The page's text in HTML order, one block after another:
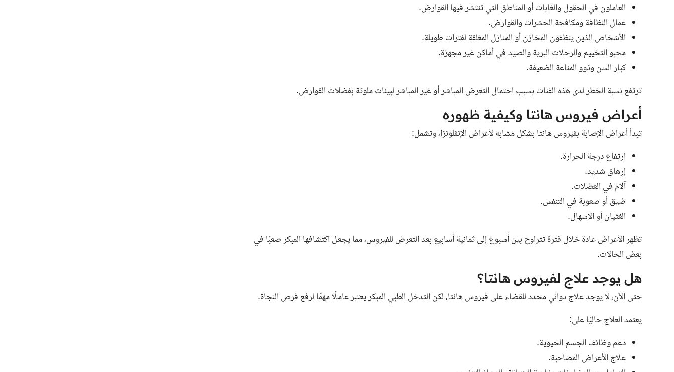
العاملون في الحقول والغابات أو المناطق التي تنتشر فيها القوارض.
عمال النظافة ومكافحة الحشرات والقوارض.
الأشخاص الذين ينظفون المخازن أو المنازل المغلقة لفترات طويلة.
محبو التخييم والرحلات البرية والصيد في أماكن غير مجهزة.
كبار السن وذوو المناعة الضعيفة.
ترتفع نسبة الخطر لدى هذه الفئات بسبب احتمال التعرض المباشر أو غير المباشر لبيئات ملوثة بفضلات القوارض.
أعراض فيروس هانتا وكيفية ظهوره
تبدأ أعراض الإصابة بفيروس هانتا بشكل مشابه لأعراض الإنفلونزا، وتشمل:
ارتفاع درجة الحرارة.
إرهاق شديد.
آلام في العضلات.
ضيق أو صعوبة في التنفس.
الغثيان أو الإسهال.
تظهر الأعراض عادة خلال فترة تتراوح بين أسبوع إلى ثمانية أسابيع بعد التعرض للفيروس، مما يجعل اكتشافها المبكر صعبًا في
بعض الحالات.
هل يوجد علاج لفيروس هانتا؟
حتى الآن، لا يوجد علاج دوائي محدد للقضاء على فيروس هانتا، لكن التدخل الطبي المبكر يعتبر عاملًا مهمًا لرفع فرص النجاة.
يعتمد العلاج حاليًا على:
دعم وظائف الجسم الحيوية.
علاج الأعراض المصاحبة.